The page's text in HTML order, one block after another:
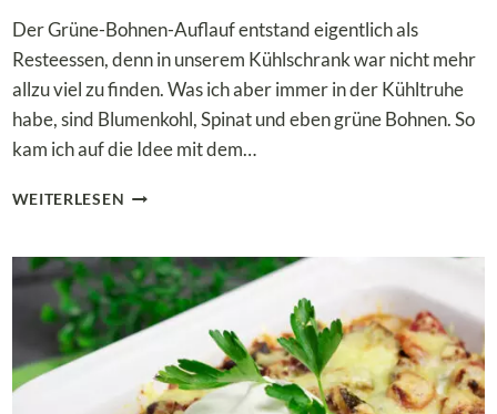
Der Grüne-Bohnen-Auflauf entstand eigentlich als
Resteessen, denn in unserem Kühlschrank war nicht mehr
allzu viel zu finden. Was ich aber immer in der Kühltruhe
habe, sind Blumenkohl, Spinat und eben grüne Bohnen. So
kam ich auf die Idee mit dem…
WEITERLESEN LOW
BOHNEN-
AUFLAUF
–
EIN
DEFTIGES
HAUPTGERICHT